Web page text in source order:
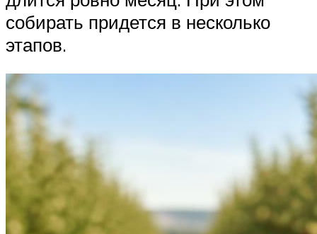
собирать придется в несколько
этапов.